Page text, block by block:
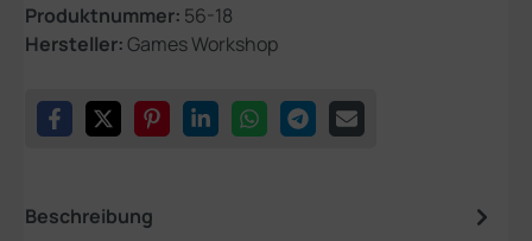
Produktnummer: 56-18
Hersteller:Games Workshop
Beschreibung